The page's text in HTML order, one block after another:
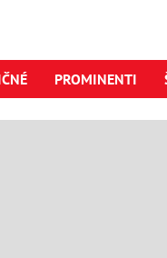
PROMINENTI